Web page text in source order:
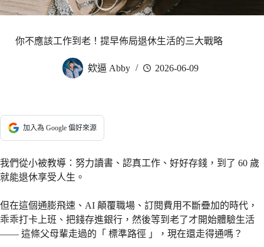
你不應該工作到老！提早佈局退休生活的三大戰略
欸逼 Abby 2026-06-09
加入為 Google 偏好來源
我們從小被教導：努力讀書、認真工作、好好存錢，到了 60 歲
就能退休享受人生。
但在這個通膨飛速、AI 顛覆職場、訂閱費用不斷疊加的時代，
乖乖打卡上班、把錢存進銀行，然後等到老了才開始體驗生活
—— 這條父母輩走過的「 標準路徑 」，現在還走得通嗎？